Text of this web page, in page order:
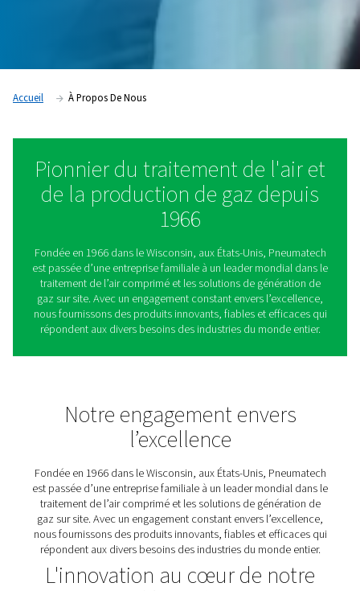
Accueil À Propos De Nous
Pionnier du traitement de
de la production de gaz
1966
est passée d’une entreprise familiale à un leader
traitement de l’air comprimé et les solutions de
gaz sur site. Avec un engagement constant envers
nous fournissons des produits innovants, fiables et
répondent aux divers besoins des industries du